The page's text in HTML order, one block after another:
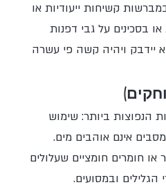
קשיחות ייעודיות או
בסכינים על גבי דפנות
ויהיה קשה פי עשרה
הנפוצות ביותר: שימוש
אינם אוהבים מים.
חומרים חומציים שעלולים
ובמסועים.